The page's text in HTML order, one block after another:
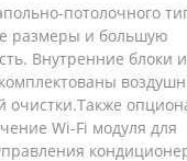
потолочного
размеры и большую
Внутренние блоки
очистки.Также
Wi-Fi модуля для